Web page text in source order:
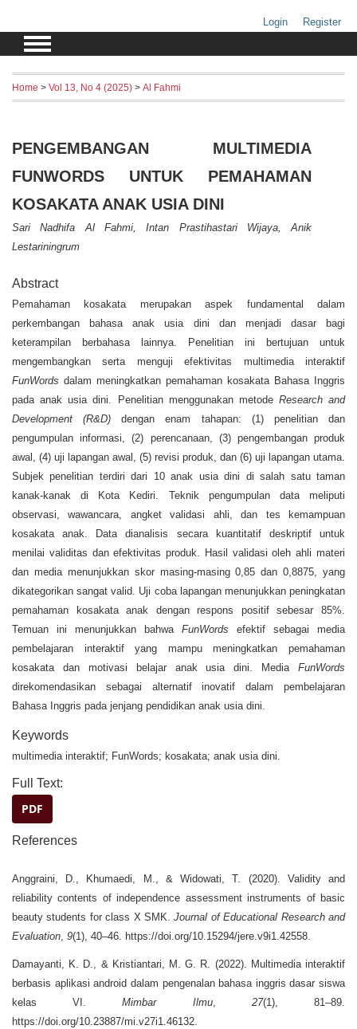
Login Register
Home > Vol 13, No 4 (2025) > Al Fahmi
PENGEMBANGAN MULTIMEDIA
FUNWORDS UNTUK PEMAHAMAN
KOSAKATA ANAK USIA DINI
Sari Nadhifa Al Fahmi, Intan Prastihastari Wijaya, Anik
Lestariningrum
Abstract
Pemahaman kosakata merupakan aspek fundamental dalam
perkembangan bahasa anak usia dini dan menjadi dasar bagi
keterampilan berbahasa lainnya. Penelitian ini bertujuan untuk
mengembangkan serta menguji efektivitas multimedia interaktif
FunWords dalam meningkatkan pemahaman kosakata Bahasa Inggris
pada anak usia dini. Penelitian menggunakan metode Research and
Development (R&D) dengan enam tahapan: (1) penelitian dan
pengumpulan informasi, (2) perencanaan, (3) pengembangan produk
awal, (4) uji lapangan awal, (5) revisi produk, dan (6) uji lapangan utama.
Subjek penelitian terdiri dari 10 anak usia dini di salah satu taman
kanak-kanak di Kota Kediri. Teknik pengumpulan data meliputi
observasi, wawancara, angket validasi ahli, dan tes kemampuan
kosakata anak. Data dianalisis secara kuantitatif deskriptif untuk
menilai validitas dan efektivitas produk. Hasil validasi oleh ahli materi
dan media menunjukkan skor masing-masing 0,85 dan 0,8875, yang
dikategorikan sangat valid. Uji coba lapangan menunjukkan peningkatan
pemahaman kosakata anak dengan respons positif sebesar 85%.
Temuan ini menunjukkan bahwa FunWords efektif sebagai media
pembelajaran interaktif yang mampu meningkatkan pemahaman
kosakata dan motivasi belajar anak usia dini. Media FunWords
direkomendasikan sebagai alternatif inovatif dalam pembelajaran
Bahasa Inggris pada jenjang pendidikan anak usia dini.
Keywords
multimedia interaktif; FunWords; kosakata; anak usia dini.
Full Text:
PDF
References
Anggraini, D., Khumaedi, M., & Widowati, T. (2020). Validity and
reliability contents of independence assessment instruments of basic
beauty students for class X SMK.Journal of Educational Research and
Evaluation, 9(1), 40–46. https://doi.org/10.15294/jere.v9i1.42558.
Damayanti, K. D., & Kristiantari, M. G. R. (2022). Multimedia interaktif
berbasis aplikasi android dalam pengenalan bahasa inggris dasar siswa
kelas VI.Mimbar Ilmu, 27(1), 81–89.
https://doi.org/10.23887/mi.v27i1.46132.